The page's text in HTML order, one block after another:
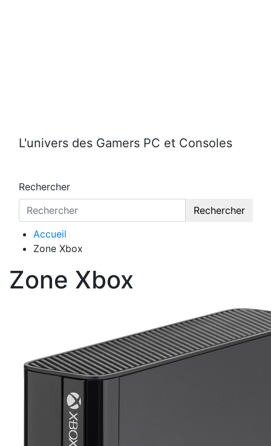
L'univers des Gamers PC et Consoles
Rechercher
Rechercher
Accueil
Zone Xbox
Zone Xbox